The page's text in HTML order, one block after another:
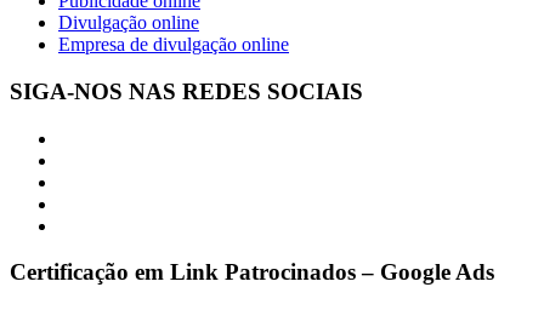
Divulgação online
Empresa de divulgação online
SIGA-NOS NAS REDES SOCIAIS
Certificação em Link Patrocinados – Google Ads